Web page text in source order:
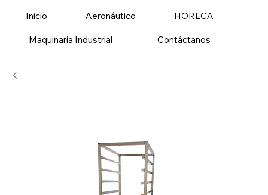
Inicio Aeronáutico HORECA
Maquinaria Industrial Contáctanos